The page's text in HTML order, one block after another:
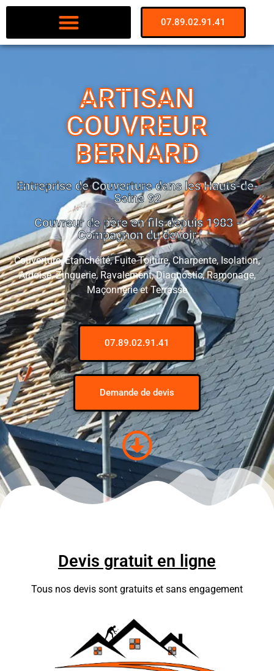
07.89.02.91.41
ARTISAN
COUVREUR
BERNARD
Entreprise de Couverture dans les Hauts-de-
Seine 92
Couvreur de père en fils depuis 1983 -
Compagnon du devoir
Couverture, Étanchéité, Fuite Toiture, Charpente, Isolation,
Ardoise, Zinguerie, Ravalement, Diagnostic, Ramonage,
Maçonnerie et Terrasse
07.89.02.91.41
Demande de devis
Devis gratuit en ligne
Tous nos devis sont gratuits et sans engagement